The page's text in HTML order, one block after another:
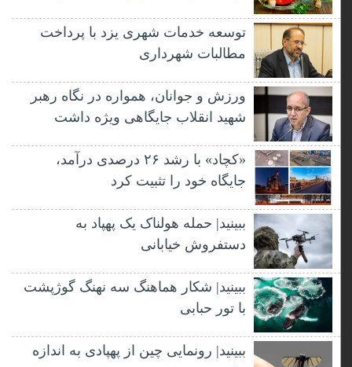
توسعه خدمات شهری یزد با پرداخت
مطالبات شهرداری
ورزش و جوانان، همواره در نگاه رهبر
شهید انقلاب جایگاهی ویژه داشت
«کچاد» با رشد ۲۶ درصدی درآمد،
جایگاه خود را تثبیت کرد
ببینید| حمله هولناک یک پهپاد به
دستفروش خیابانی
ببینید| شکار هماهنگ سه نهنگ گوژپشت
با تور حبابی
ببینید| رونمایی چین از پهپادی به اندازه